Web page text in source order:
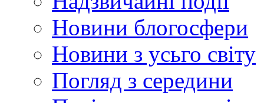
Новини блогосфери
Новини з усьго світу
Погляд з середини